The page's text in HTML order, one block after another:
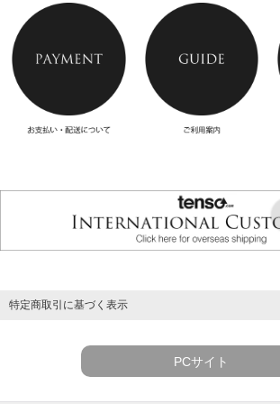
特定商取引に基づく表示
PCサイト